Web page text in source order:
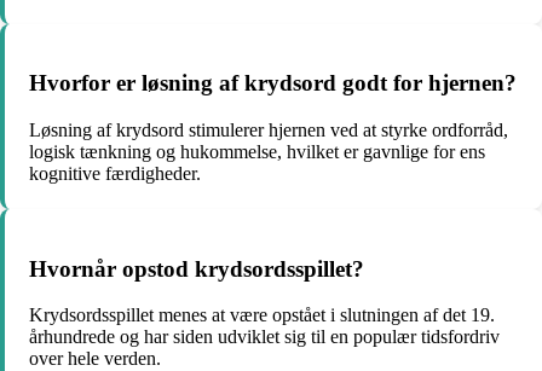
Hvorfor er løsning af krydsord godt for hjernen?
Løsning af krydsord stimulerer hjernen ved at styrke ordforråd,
logisk tænkning og hukommelse, hvilket er gavnlige for ens
kognitive færdigheder.
Hvornår opstod krydsordsspillet?
Krydsordsspillet menes at være opstået i slutningen af det 19.
århundrede og har siden udviklet sig til en populær tidsfordriv
over hele verden.